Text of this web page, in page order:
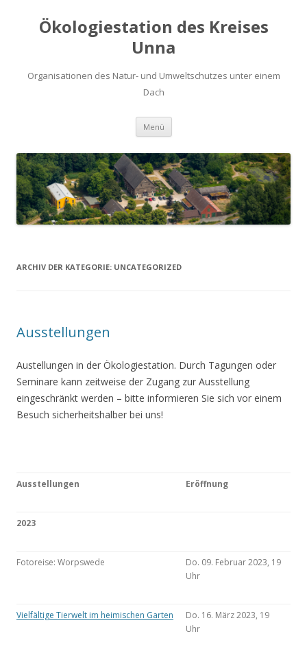
Ökologiestation des Kreises
Unna
Organisationen des Natur- und Umweltschutzes unter einem
Dach
Menü Zum
springen
ARCHIV DER KATEGORIE: UNCATEGORIZED
Ausstellungen
Austellungen in der Ökologiestation. Durch Tagungen oder
Seminare kann zeitweise der Zugang zur Ausstellung
eingeschränkt werden – bitte informieren Sie sich vor einem
Besuch sicherheitshalber bei uns!
Ausstellungen Eröffnung
2023
Fotoreise: Worpswede
Do. 09. Februar 2023, 19
Uhr
Vielfältige Tierwelt im heimischen Garten
Do. 16. März 2023, 19
Uhr